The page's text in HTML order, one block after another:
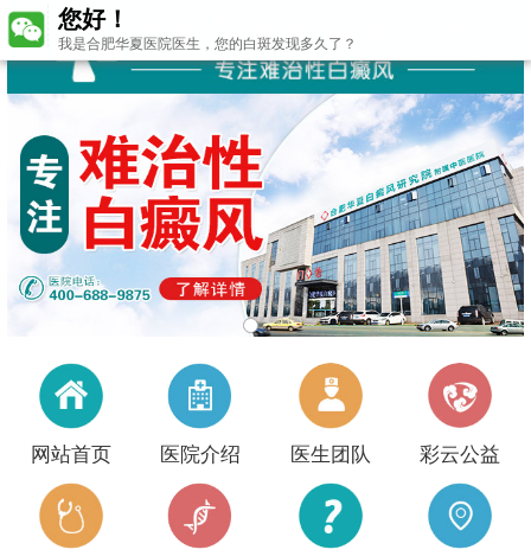
网站首页 医院介绍 医生团队 彩云公益
您好！
我是合肥华夏医院医生，您的白斑发现多久了？